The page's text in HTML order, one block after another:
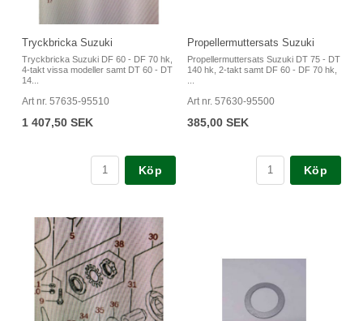
Tryckbricka Suzuki
Tryckbricka Suzuki DF 60 - DF 70 hk,
4-takt vissa modeller samt DT 60 - DT
14...
Art nr. 57635-95510
1 407,50 SEK
Köp
Propellermuttersats Suzuki
Propellermuttersats Suzuki DT 75 - DT
140 hk, 2-takt samt DF 60 - DF 70 hk,
Art nr. 57630-95500
385,00 SEK
Köp